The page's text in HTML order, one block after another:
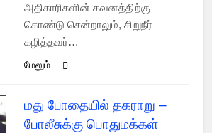
அதிகாரிகளின் கவனத்திற்கு
கொண்டு சென்றாலும், சிறுநீர்
கழித்தவர்…
மேலும்...
மது போதையில் தகராறு –
போலீசுக்கு பொதுமக்கள்